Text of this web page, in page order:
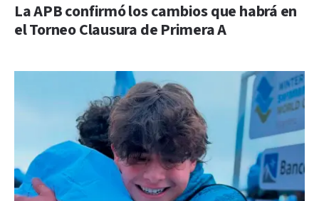
La APB confirmó los cambios que habrá en
el Torneo Clausura de Primera A